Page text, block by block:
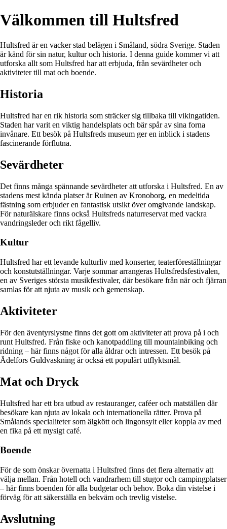
Välkommen till Hultsfred
Hultsfred är en vacker stad belägen i Småland, södra Sverige. Staden
är känd för sin natur, kultur och historia. I denna guide kommer vi att
utforska allt som Hultsfred har att erbjuda, från sevärdheter och
aktiviteter till mat och boende.
Historia
Hultsfred har en rik historia som sträcker sig tillbaka till vikingatiden.
Staden har varit en viktig handelsplats och bär spår av sina forna
invånare. Ett besök på Hultsfreds museum ger en inblick i stadens
fascinerande förflutna.
Sevärdheter
Det finns många spännande sevärdheter att utforska i Hultsfred. En av
stadens mest kända platser är Ruinen av Kronoborg, en medeltida
fästning som erbjuder en fantastisk utsikt över omgivande landskap.
För naturälskare finns också Hultsfreds naturreservat med vackra
vandringsleder och rikt fågelliv.
Kultur
Hultsfred har ett levande kulturliv med konserter, teaterföreställningar
och konstutställningar. Varje sommar arrangeras Hultsfredsfestivalen,
en av Sveriges största musikfestivaler, där besökare från när och fjärran
samlas för att njuta av musik och gemenskap.
Aktiviteter
För den äventyrslystne finns det gott om aktiviteter att prova på i och
runt Hultsfred. Från fiske och kanotpaddling till mountainbiking och
ridning – här finns något för alla åldrar och intressen. Ett besök på
Ädelfors Guldvaskning är också ett populärt utflyktsmål.
Mat och Dryck
Hultsfred har ett bra utbud av restauranger, caféer och matställen där
besökare kan njuta av lokala och internationella rätter. Prova på
Smålands specialiteter som älgkött och lingonsylt eller koppla av med
en fika på ett mysigt café.
Boende
För de som önskar övernatta i Hultsfred finns det flera alternativ att
välja mellan. Från hotell och vandrarhem till stugor och campingplatser
– här finns boenden för alla budgetar och behov. Boka din vistelse i
förväg för att säkerställa en bekväm och trevlig vistelse.
Avslutning